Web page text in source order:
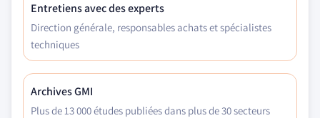
Entretiens avec des experts
Direction générale, responsables achats et spécialistes
techniques
Archives GMI
Plus de 13 000 études publiées dans plus de 30 secteurs